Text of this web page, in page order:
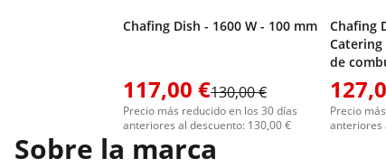
Chafing Dish - 1600 W - 100 mm
117,00 €130,00 €
Precio más reducido en los 30 días
anteriores al descuento: 130,00 €
Chafing
Catering
de
Precio
anteriores
Sobre la marca